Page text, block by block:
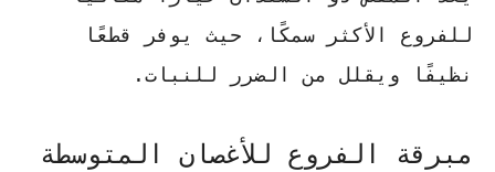
للفروع الأكثر سمكًا، حيث يوفر قطعًا
نظيفًا ويقلل من الضرر للنبات.
مبرقة الفروع للأغصان المتوسطة